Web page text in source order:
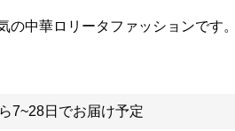
の中華ロリータファッションです。
7~28日でお届け予定